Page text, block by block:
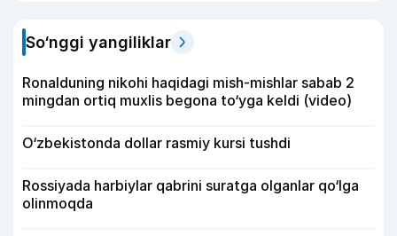
So‘nggi yangiliklar
Ronalduning nikohi haqidagi mish-mishlar sabab 2
mingdan ortiq muxlis begona to‘yga keldi (video)
O‘zbekistonda dollar rasmiy kursi tushdi
Rossiyada harbiylar qabrini suratga olganlar qo‘lga
olinmoqda